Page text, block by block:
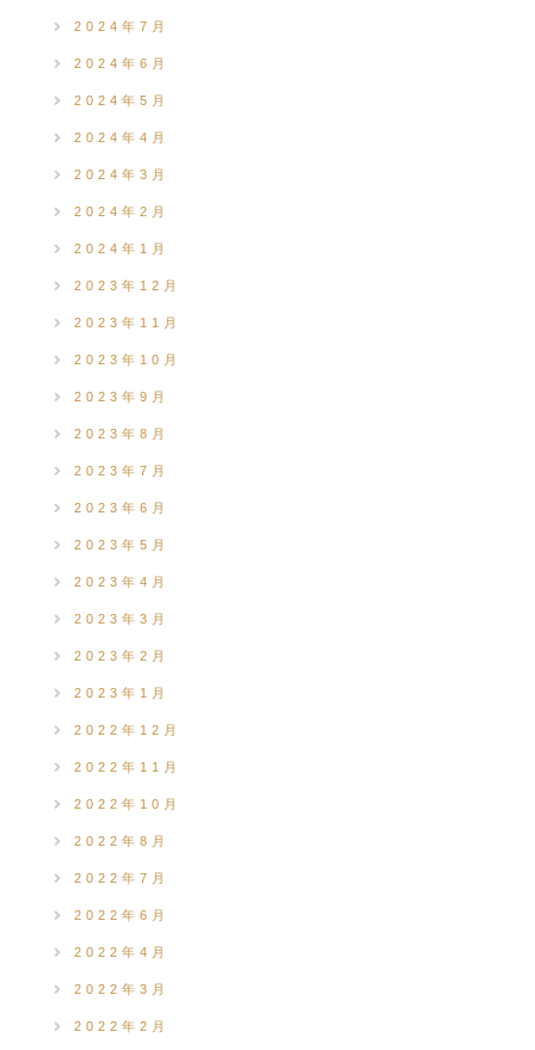
2024年7月
2024年6月
2024年5月
2024年4月
2024年3月
2024年2月
2024年1月
2023年12月
2023年11月
2023年10月
2023年9月
2023年8月
2023年7月
2023年6月
2023年5月
2023年4月
2023年3月
2023年2月
2023年1月
2022年12月
2022年11月
2022年10月
2022年8月
2022年7月
2022年6月
2022年4月
2022年3月
2022年2月